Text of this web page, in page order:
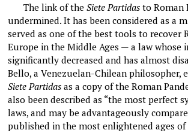
The link of the Siete Partidas to Roman
undermined. It has been considered as a
served as one of the best tools to recover
Europe in the Middle Ages — a law whose
significantly decreased and has almost
Bello, a Venezuelan-Chilean philosopher,
Siete Partidasas a copy of the Roman
also been described as “the most perfect
laws, and may be advantageously
published in the most enlightened ages of